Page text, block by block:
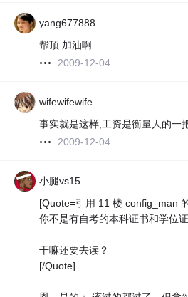
yang677888
帮顶 加油啊
2009-12-04
wifewifewife
事实就是这样,工资是衡量人的一
2009-12-04
小腿vs15
[Quote=引用 11 楼 config_man
你不是有自考的本科证书和学位
干嘛还要去读？
[/Quote]